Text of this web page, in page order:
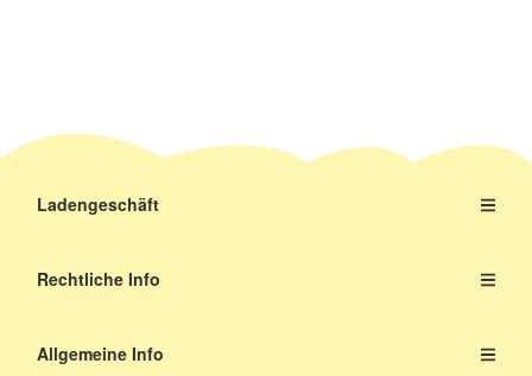
Ladengeschäft
Rechtliche Info
Allgemeine Info